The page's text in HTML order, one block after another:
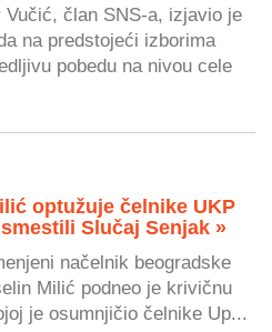
Vučić, član SNS-a, izjavio je
na predstojeći izborima
pobedu na nivou cele
optužuje čelnike UKP
Slučaj Senjak »
načelnik beogradske
Milić podneo je krivičnu
je osumnjičio čelnike Up...